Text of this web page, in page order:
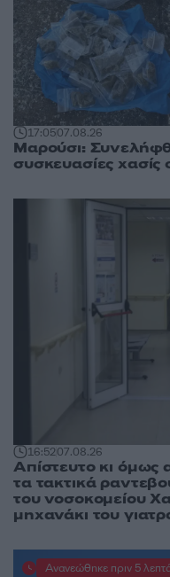
17:0507.08.26
Μαρούσι:
συσκευασίες χασίς
16:5207.08.26
Απίστευτο κι όμως
τα τακτικά
του νοσοκομείου
μηχανάκι του
Ανανεώθηκε πριν 5